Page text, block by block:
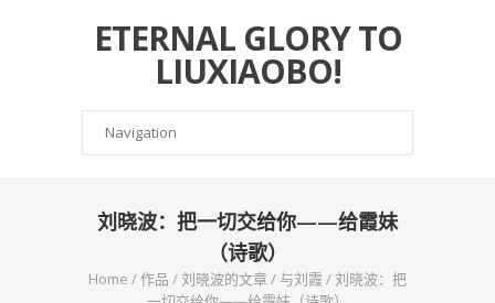
ETERNAL GLORY TO
LIUXIAOBO!
刘晓波：把一切交给你——给霞妹
（诗歌）
Home /作品 /刘晓波的文章/ 与刘霞 /刘晓波：把